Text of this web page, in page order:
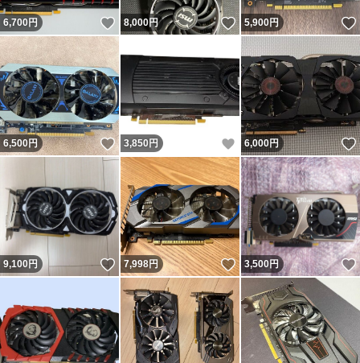
6,700円 いいね！
8,000円 いいね！
5,900円
6,500円 いいね！
3,850 円 いいね！
6,000円
9,100 円 いいね！
7,998円 いいね！
3,500円